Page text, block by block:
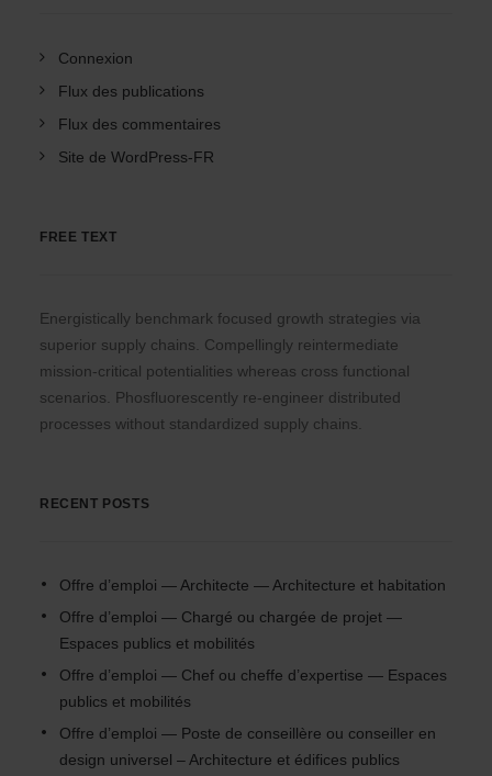
Connexion
Flux des publications
Flux des commentaires
Site de WordPress-FR
FREE TEXT
Energistically benchmark focused growth strategies via
superior supply chains. Compellingly reintermediate
mission-critical potentialities whereas cross functional
scenarios. Phosfluorescently re-engineer distributed
processes without standardized supply chains.
RECENT POSTS
Offre d’emploi — Architecte — Architecture et habitation
Offre d’emploi — Chargé ou chargée de projet —
Espaces publics et mobilités
Offre d’emploi — Chef ou cheffe d’expertise — Espaces
publics et mobilités
Offre d’emploi — Poste de conseillère ou conseiller en
design universel – Architecture et édifices publics